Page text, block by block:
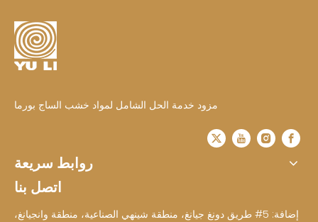
مزود خدمة الحل الشامل لمواد خشب الساج بورما
روابط سريعة
اتصل بنا
إضافة: 5# طريق دونغ جيانغ، منطقة شينهي الصناعية، منطقة وانجيانغ،